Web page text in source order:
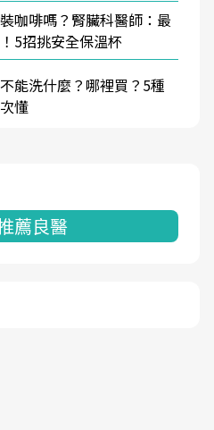
咖啡嗎？腎臟科醫師：最
5招挑安全保溫杯
能洗什麼？哪裡買？5種
懂
薦良醫